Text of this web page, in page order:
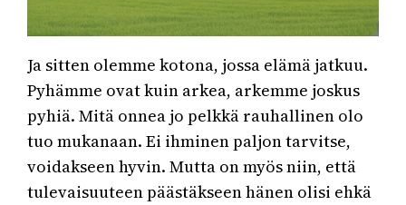
Ja sitten olemme kotona, jossa elämä jatkuu.
Pyhämme ovat kuin arkea, arkemme joskus
pyhiä. Mitä onnea jo pelkkä rauhallinen olo
tuo mukanaan. Ei ihminen paljon tarvitse,
voidakseen hyvin. Mutta on myös niin, että
tulevaisuuteen päästäkseen hänen olisi ehkä